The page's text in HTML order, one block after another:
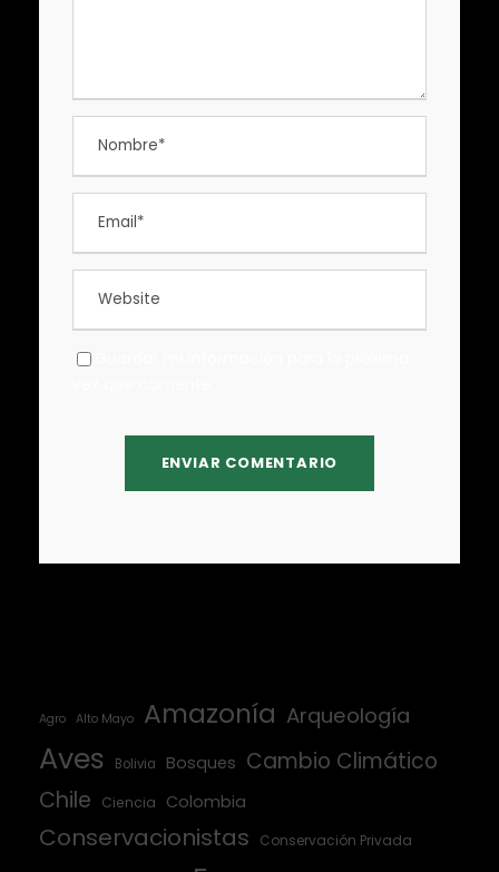
Agro Alto Mayo Amazonía Arqueología
Aves Bolivia Bosques Cambio Climático
Chile
Ciencia Colombia
Conservacionistas Conservación Privada